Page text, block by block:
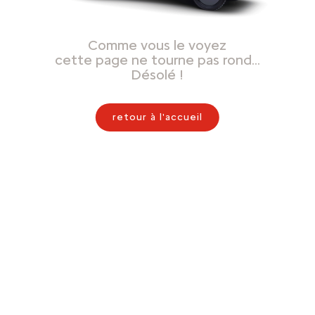
Comme vous le voyez
cette page ne tourne pas rond…
Désolé !
retour à l'accueil